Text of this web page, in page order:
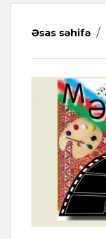
Əsas səhifə